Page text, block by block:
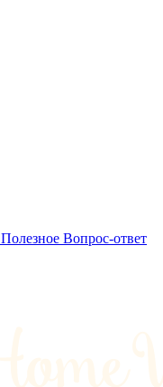
Полезное Вопрос-ответ